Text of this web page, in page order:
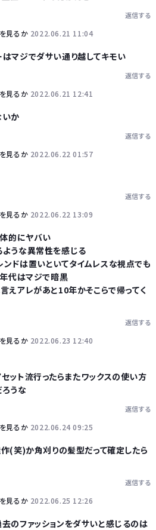
返信する
見るか 2022.06.21 11:04
マジでダサい通り越してキモい
返信する
見るか 2022.06.21 12:41
いか
返信する
見るか 2022.06.22 01:57
返信する
見るか 2022.06.22 13:09
的にヤバい
うな異常性を感じる
ドは置いといてタイムレスな視点でも
代はマジで暗黒
えアレがあと10年かそこらで帰ってく
返信する
見るか 2022.06.23 12:40
ット流行ったらまたワックスの使い方
うな
返信する
見るか 2022.06.24 09:25
(笑)か角刈りの髪型だって確定したら
返信する
見るか 2022.06.25 12:26
のファッションをダサいと感じるのは